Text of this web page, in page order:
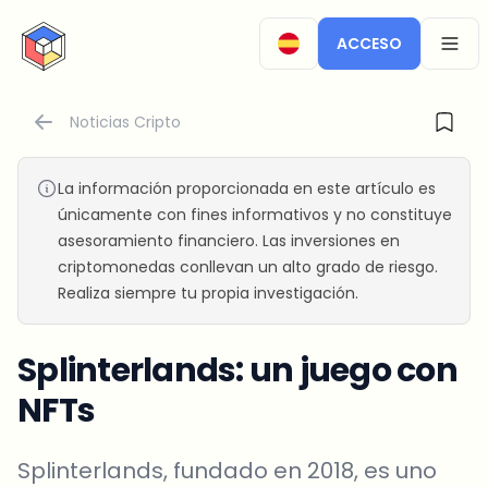
CryptoTicker
ACCESO
Noticias Cripto
La información proporcionada en este artículo es
únicamente con fines informativos y no constituye
asesoramiento financiero. Las inversiones en
criptomonedas conllevan un alto grado de riesgo.
Realiza siempre tu propia investigación.
Splinterlands: un juego con
NFTs
Splinterlands, fundado en 2018, es uno